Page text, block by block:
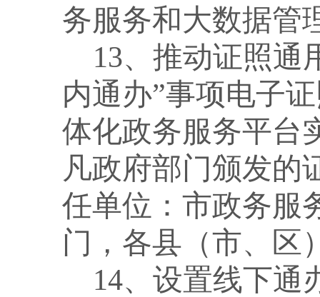
务服务和大数据管
13、推动证照通
内通办”事项电子
体化政务服务平台
凡政府部门颁发的
任单位：市政务服
门，各县（市、区
14、设置线下通